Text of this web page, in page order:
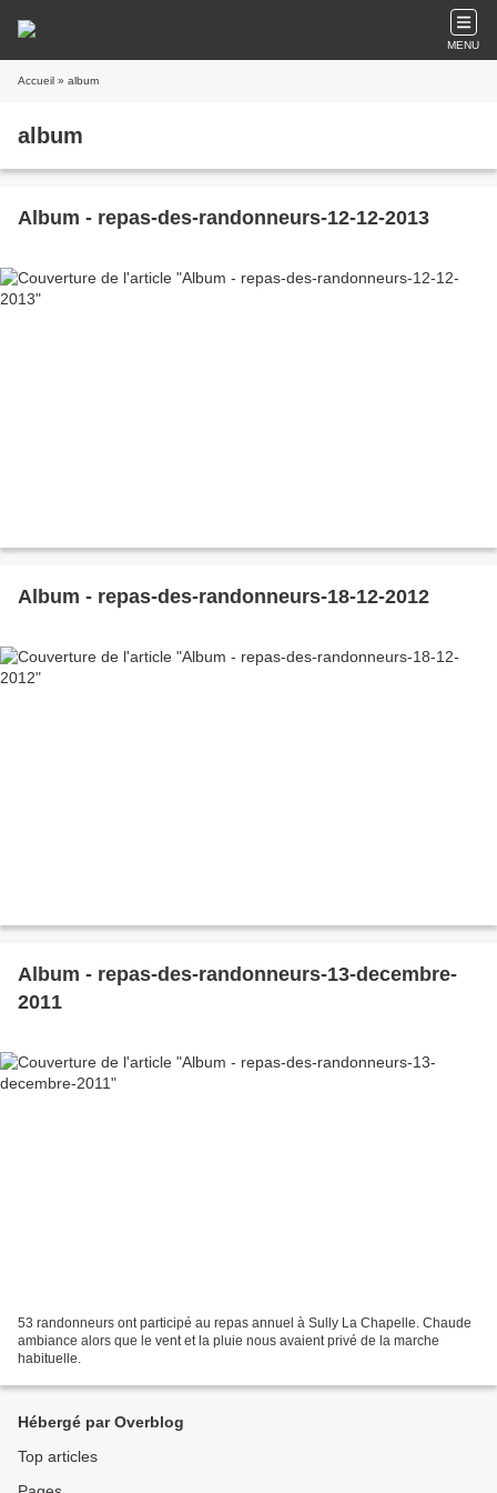
MENU
Accueil » album
album
Album - repas-des-randonneurs-12-12-2013
Album - repas-des-randonneurs-18-12-2012
Album - repas-des-randonneurs-13-decembre-
2011
53 randonneurs ont participé au repas annuel à Sully La Chapelle. Chaude
ambiance alors que le vent et la pluie nous avaient privé de la marche
habituelle.
Hébergé par Overblog
Top articles